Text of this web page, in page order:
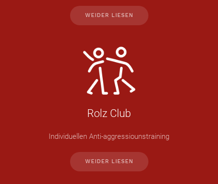
WEIDER LIESEN
Rolz Club
Individuellen Anti-aggressiounstraining
WEIDER LIESEN